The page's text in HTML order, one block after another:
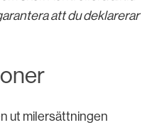
att du deklarerar
ut milersättningen